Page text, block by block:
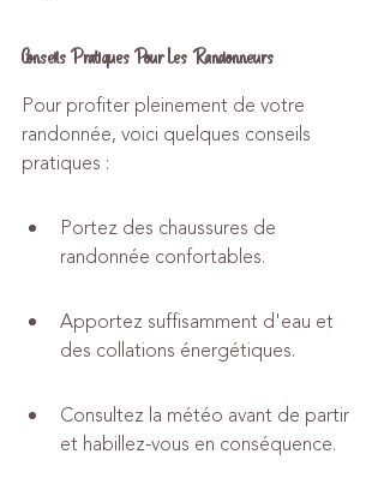
Conseils Pratiques Pour Les Randonneurs
Pour profiter pleinement de votre
randonnée, voici quelques conseils
pratiques :
Portez des chaussures de
randonnée confortables.
Apportez suffisamment d'eau et
des collations énergétiques.
Consultez la météo avant de partir
et habillez-vous en conséquence.